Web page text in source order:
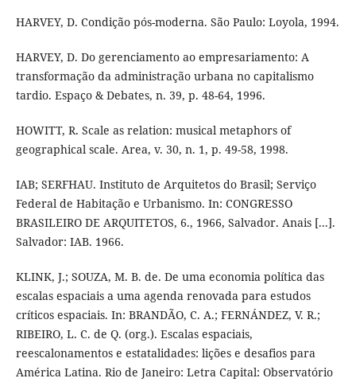
HARVEY, D. Condição pós-moderna. São Paulo: Loyola, 1994.
HARVEY, D. Do gerenciamento ao empresariamento: A
transformação da administração urbana no capitalismo
tardio. Espaço & Debates, n. 39, p. 48-64, 1996.
HOWITT, R. Scale as relation: musical metaphors of
geographical scale. Area, v. 30, n. 1, p. 49-58, 1998.
IAB; SERFHAU. Instituto de Arquitetos do Brasil; Serviço
Federal de Habitação e Urbanismo. In: CONGRESSO
BRASILEIRO DE ARQUITETOS, 6., 1966, Salvador. Anais [...].
Salvador: IAB. 1966.
KLINK, J.; SOUZA, M. B. de. De uma economia política das
escalas espaciais a uma agenda renovada para estudos
críticos espaciais. In: BRANDÃO, C. A.; FERNÁNDEZ, V. R.;
RIBEIRO, L. C. de Q. (org.). Escalas espaciais,
reescalonamentos e estatalidades: lições e desafios para
América Latina. Rio de Janeiro: Letra Capital: Observatório